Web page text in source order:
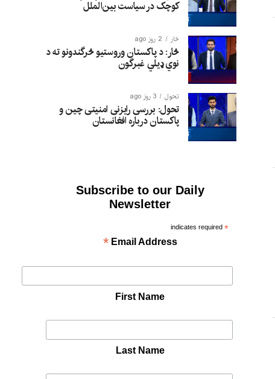
کوچک در سیاست بین‌الملل
څار 2 روز ago
څار: د پاکستان وروستیو څرگندونو ته د
نوي ډیلي غبرگون
تحول 3 روز ago
تحول: بررسی رایزنی امنیتی چین و
پاکستان درباره افغانستان
Subscribe to our Daily
Newsletter
*
indicates required
Email Address
*
First Name
Last Name